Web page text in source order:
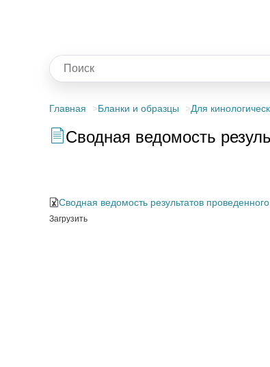
Главная Бланки и образцы Для
Сводная ведомость
Сводная ведомость результатов
Загрузить